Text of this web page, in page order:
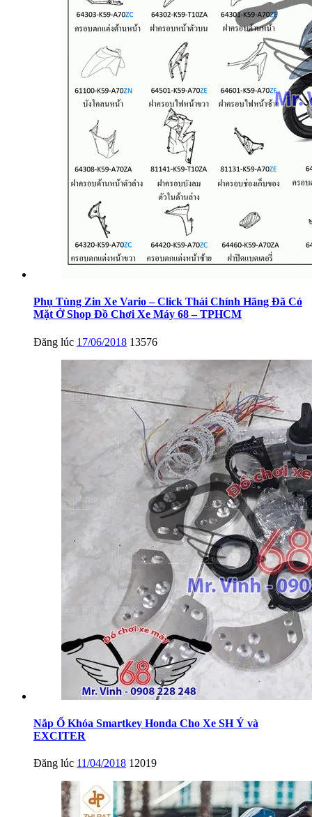
Phụ Tùng Zin Xe Vario – Click Thái Chính Hãng Đã Có
Mặt Ở Shop Đồ Chơi Xe Máy 68 – TPHCM
Đăng lúc 17/06/2018 13576
Nắp Ổ Khóa Smartkey Honda Cho Xe SH Ý và
EXCITER
Đăng lúc 11/04/2018 12019